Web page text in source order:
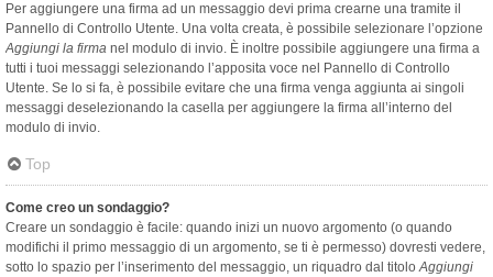
Per aggiungere una firma ad un messaggio devi prima crearne una tramite il
Pannello di Controllo Utente. Una volta creata, è possibile selezionare l’opzione
Aggiungi la firma nel modulo di invio. È inoltre possibile aggiungere una firma a
tutti i tuoi messaggi selezionando l’apposita voce nel Pannello di Controllo
Utente. Se lo si fa, è possibile evitare che una firma venga aggiunta ai singoli
messaggi deselezionando la casella per aggiungere la firma all’interno del
modulo di invio.
Top
Come creo un sondaggio?
Creare un sondaggio è facile: quando inizi un nuovo argomento (o quando
modifichi il primo messaggio di un argomento, se ti è permesso) dovresti vedere,
sotto lo spazio per l’inserimento del messaggio, un riquadro dal titoloAggiungi